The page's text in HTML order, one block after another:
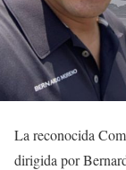
La reconocida
dirigida por